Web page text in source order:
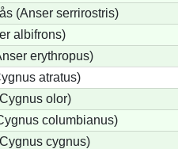
(Anser serrirostris)
albifrons)
erythropus)
atratus)
olor)
columbianus)
cygnus)